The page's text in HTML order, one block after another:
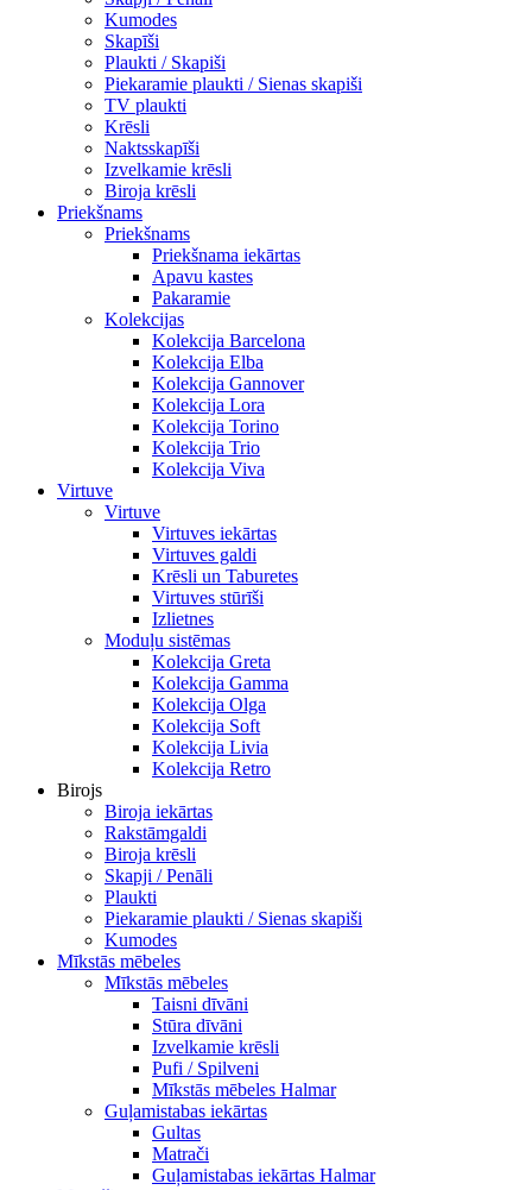
Kumodes
Skapīši
Plaukti / Skapiši
Piekaramie plaukti / Sienas skapiši
TV plaukti
Krēsli
Naktsskapīši
Izvelkamie krēsli
Biroja krēsli
Priekšnams
Priekšnams
Priekšnama iekārtas
Apavu kastes
Pakaramie
Kolekcijas
Kolekcija Barcelona
Kolekcija Elba
Kolekcija Gannover
Kolekcija Lora
Kolekcija Torino
Kolekcija Trio
Kolekcija Viva
Virtuve
Virtuve
Virtuves iekārtas
Virtuves galdi
Krēsli un Taburetes
Virtuves stūrīši
Izlietnes
Moduļu sistēmas
Kolekcija Greta
Kolekcija Gamma
Kolekcija Olga
Kolekcija Soft
Kolekcija Livia
Kolekcija Retro
Birojs
Biroja iekārtas
Rakstāmgaldi
Biroja krēsli
Skapji / Penāli
Plaukti
Piekaramie plaukti / Sienas skapiši
Kumodes
Mīkstās mēbeles
Mīkstās mēbeles
Taisni dīvāni
Stūra dīvāni
Izvelkamie krēsli
Pufi / Spilveni
Mīkstās mēbeles Halmar
Guļamistabas iekārtas
Gultas
Matrači
Guļamistabas iekārtas Halmar